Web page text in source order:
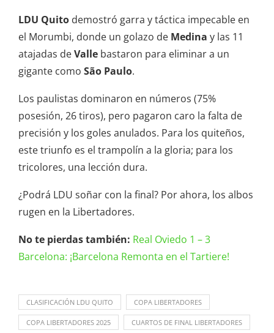
LDU Quito demostró garra y táctica impecable en
el Morumbi, donde un golazo de Medina y las 11
atajadas deValle bastaron para eliminar a un
gigante como São Paulo.
Los paulistas dominaron en números (75%
posesión, 26 tiros), pero pagaron caro la falta de
precisión y los goles anulados. Para los quiteños,
este triunfo es el trampolín a la gloria; para los
tricolores, una lección dura.
¿Podrá LDU soñar con la final? Por ahora, los albos
rugen en la Libertadores.
No te pierdas también: Real Oviedo 1 – 3
Barcelona: ¡Barcelona Remonta en el Tartiere!
CLASIFICACIÓN LDU QUITO COPA LIBERTADORES
COPA LIBERTADORES 2025 CUARTOS DE FINAL LIBERTADORES